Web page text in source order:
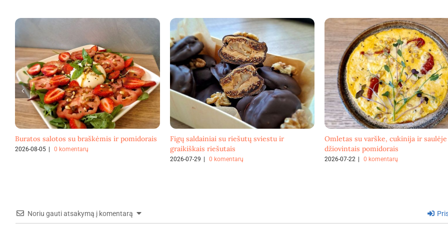
Buratos salotos su braškėmis ir pomidorais
2026-08-05 | 0 komentarų
Figų saldainiai su riešutų sviestu ir
graikiškais riešutais
2026-07-29 | 0 komentarų
Omletas su varške, cukinija ir saulėje
džiovintais pomidorais
2026-07-22 | 0 komentarų
Noriu gauti atsakymą į komentarą